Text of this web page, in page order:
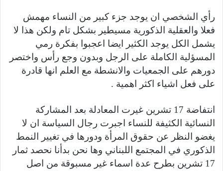
رأي الشخصي ان يوجد جزء كبير من النساء مهمش
فعلا والعقلية الذكورية مسيطير بشكل تام ولكن هذا لا
يشمل الكل يوجد الكثير ايضا اعجبوا بفكرة رمي
المسؤلية الكاملة على الرجل وبدون وجع رأس واختصر
دورهم على الجمعيات والانشطة مع العلم انها قادرة
على فعل اشياء اكثر اهمية .
انتفاضة 17 تشرين غيرت المعادلة بعد المشاركة
النسائية الكثيفة للنساء اجبرت رجال السياسة ان لا
يغضو النظر عن حقوق المرأة ودورها في تغيير النمط
الذكوري في المجتمع اللبناني وها نحن بدأنا نحصد ثمار
17 تشرين بطرح عدة اسماء غير مسبوقة من اصل